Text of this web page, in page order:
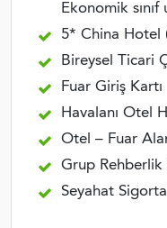
Ekonomik
5* China Hotel
Bireysel Ticari
Fuar Giriş Kartı
Havalanı Otel
Otel – Fuar
Grup Rehberlik
Seyahat